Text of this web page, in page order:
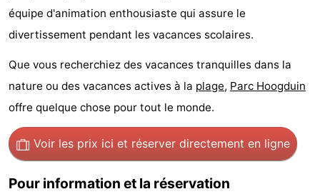
de
Aires
jeux
intérieures
-
Parcours
de
mini-
golf
Centres
de
bien-
être
Villages
&
villes
Nature
Sports
équipe d'animation enthousiaste qui assure le
divertissement pendant les vacances scolaires.
Que vous recherchiez des vacances tranquilles dans la
nature ou des vacances actives à la plage, Parc Hoogduin
offre quelque chose pour tout le monde.
Voir les prix ici et réserver directement en ligne
Pour information et la réservation